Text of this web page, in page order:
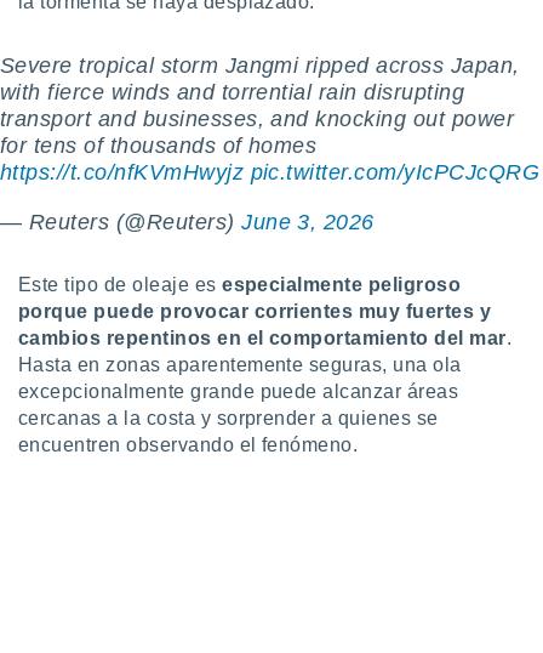
crear un
uso de
contenido
el
del
de
o a través
de
de
Severe tropical storm Jangmi ripped across Japan,
with fierce winds and torrential rain disrupting
transport and businesses, and knocking out power
for tens of thousands of homes
https://t.co/nfKVmHwyjz pic.twitter.com/yIcPCJcQRG
— Reuters (@Reuters)June 3, 2026
Este tipo de oleaje esespecialmente peligroso
porque puede provocar corrientes muy fuertes y
cambios repentinos en el comportamiento del mar.
Hasta en zonas aparentemente seguras, una ola
excepcionalmente grande puede alcanzar áreas
cercanas a la costa y sorprender a quienes se
encuentren observando el fenómeno.